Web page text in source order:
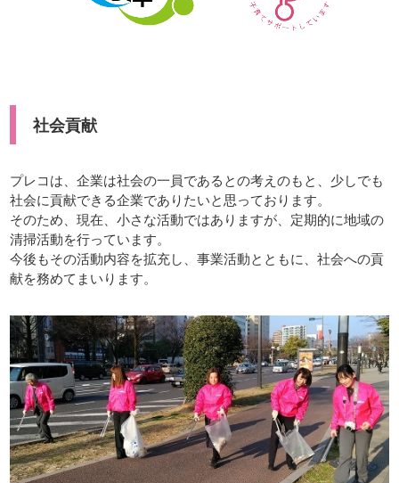
社会貢献
プレコは、企業は社会の一員であるとの考えのもと、少しでも
社会に貢献できる企業でありたいと思っております。
そのため、現在、小さな活動ではありますが、定期的に地域の
清掃活動を行っています。
今後もその活動内容を拡充し、事業活動とともに、社会への貢
献を務めてまいります。